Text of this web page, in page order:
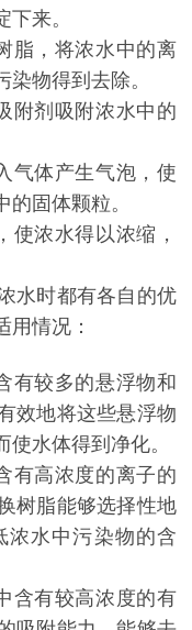
来。
脂，将浓水中的离
物得到去除。
附剂吸附浓水中的
气体产生气泡，使
固体颗粒。
使浓水得以浓缩，
水时都有各自的优
情况：
有较多的悬浮物和
效地将这些悬浮物
水体得到净化。
有高浓度的离子的
树脂能够选择性地
浓水中污染物的含
含有较高浓度的有